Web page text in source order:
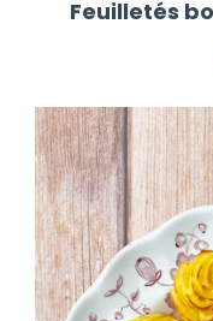
Feuilletés